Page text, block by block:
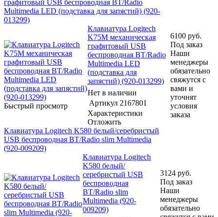
графитовый USB беспроводная BT/Radio
Multimedia LED (подставка для запястий) (920-
013299)
Быстрый просмотр
Клавиатура Logitech
K75M механическая
графитовый USB
беспроводная BT/Radio
Multimedia LED
(подставка для
запястий) (920-013299)
Нет в наличии
Артикул 2167801
Характеристики
Отложить
6100 руб.
Под заказ
Наши
менеджеры
обязательно
свяжутся с
вами и
уточнят
условия
заказа
Клавиатура Logitech K580 белый/серебристый
USB беспроводная BT/Radio slim Multimedia
(920-009209)
Клавиатура Logitech
K580 белый/
серебристый USB
беспроводная
BT/Radio slim
Multimedia (920-
009209)
3124 руб.
Под заказ
Наши
менеджеры
обязательно